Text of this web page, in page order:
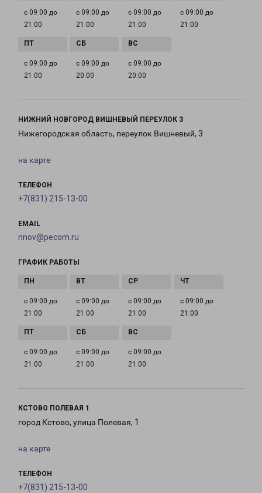
с 09:00 до
21:00
с 09:00 до
21:00
с 09:00 до
21:00
с 09:00 до
21:00
с 09:00 до
21:00
с 09:00 до
20:00
с 09:00 до
20:00
НИЖНИЙ НОВГОРОД ВИШНЕВЫЙ ПЕРЕУЛОК 3
Нижегородская область, переулок Вишневый, 3
на карте
ТЕЛЕФОН
+7(831) 215-13-00
EMAIL
nnov@pecom.ru
ГРАФИК РАБОТЫ
с 09:00 до
21:00
с 09:00 до
21:00
с 09:00 до
21:00
с 09:00 до
21:00
с 09:00 до
21:00
с 09:00 до
21:00
с 09:00 до
21:00
КСТОВО ПОЛЕВАЯ 1
город Кстово, улица Полевая, 1
на карте
ТЕЛЕФОН
+7(831) 215-13-00